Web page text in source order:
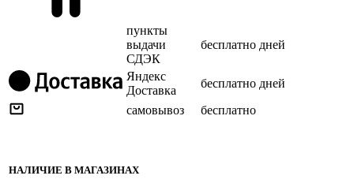
пункты
выдачи
СДЭК
бесплатно дней
Яндекс
Доставка
бесплатно дней
самовывоз
бесплатно
НАЛИЧИЕ В МАГАЗИНАХ